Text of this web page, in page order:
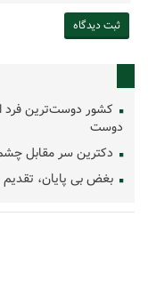
کشور دوست‌ترین فرد
دوست
دکترین سر مقابل
بغض بی پایان،